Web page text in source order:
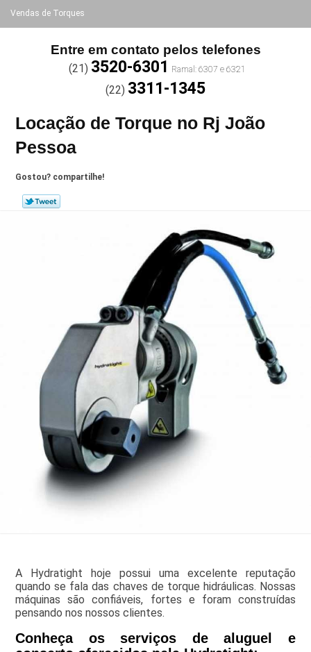
Vendas de Torques
Entre em contato pelos telefones
(21) 3520-6301
(22) 3311-1345
Locação de Torque no Rj João
Pessoa
Gostou? compartilhe!
A Hydratight hoje possui uma excelente reputação
quando se fala das chaves de torque hidráulicas. Nossas
máquinas são confiáveis, fortes e foram construídas
pensando nos nossos clientes.
Conheça os serviços de aluguel e